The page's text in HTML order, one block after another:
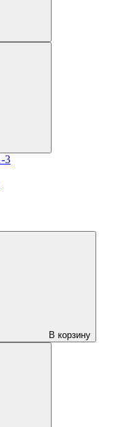
В корзину